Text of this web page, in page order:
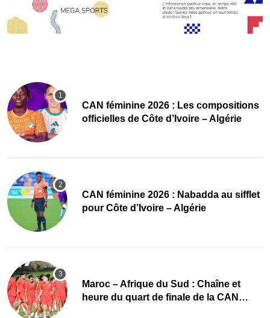
‎CAN féminine 2026 : Les compositions
officielles de Côte d’Ivoire – Algérie
‎CAN féminine 2026 : Nabadda au sifflet
pour Côte d’Ivoire – Algérie
Maroc – Afrique du Sud : Chaîne et
heure du quart de finale de la CAN